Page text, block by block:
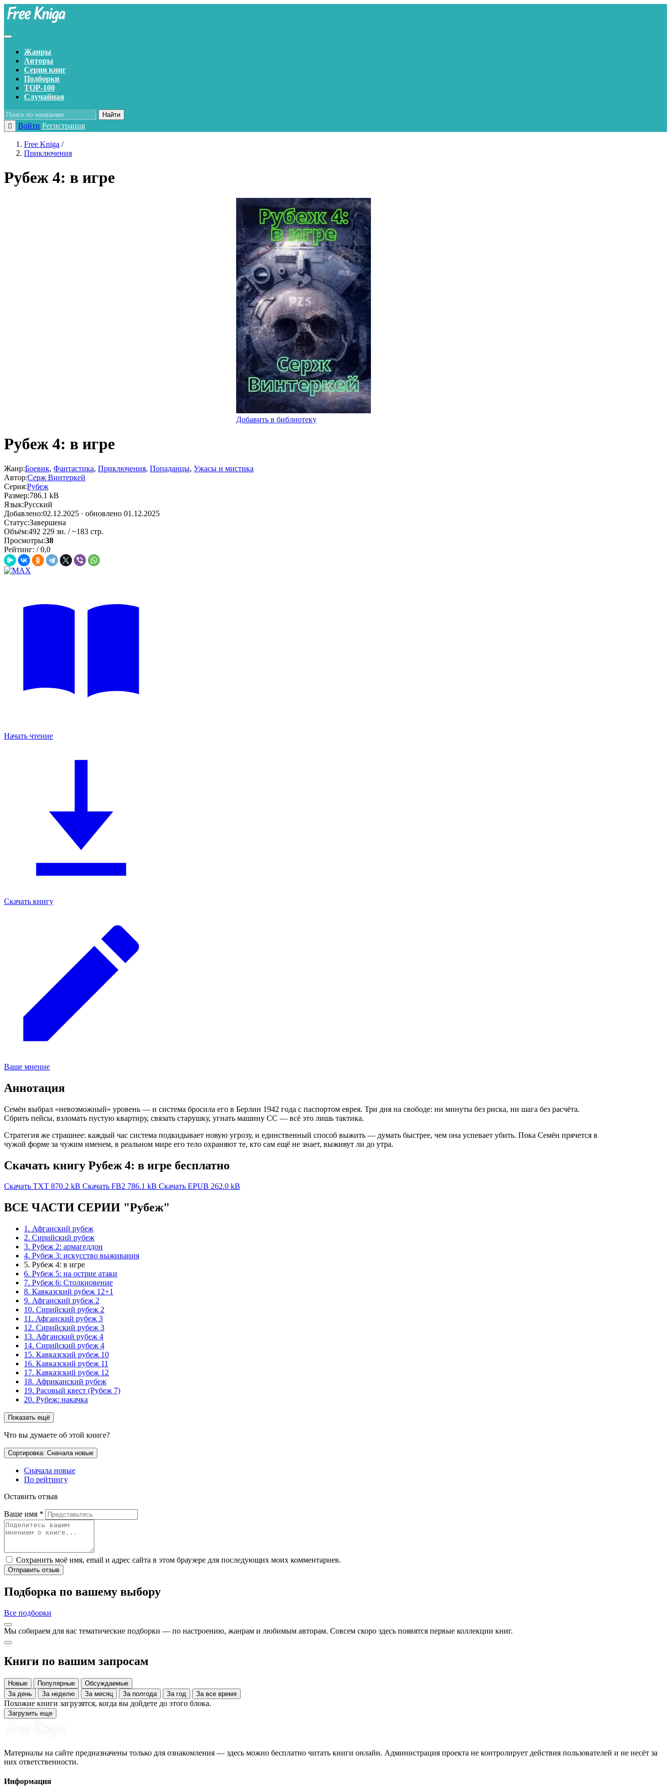
Жанры
Авторы
Серии книг
Подборки
TOP-100
Случайная
Найти
Войти Регистрация
Free Kniga /
Приключения
Рубеж 4: в игре
Добавить в библиотеку
Рубеж 4: в игре
Жанр:Боевик, Фантастика, Приключения, Попаданцы, Ужасы и мистика
Автор:Серж Винтеркей
Серия:Рубеж
Размер:786.1 kB
Язык:Русский
Добавлено:02.12.2025 · обновлено 01.12.2025
Статус:Завершена
Объём:492 229 зн. / ~183 стр.
Просмотры:38
Рейтинг: / 0,0
Начать чтение
Скачать книгу
Ваше мнение
Аннотация
Семён выбрал «невозможный» уровень — и система бросила его в Берлин 1942 года с паспортом еврея. Три дня на свободе: ни минуты без риска, ни шага без расчёта.
Сбрить пейсы, взломать пустую квартиру, связать старушку, угнать машину СС — всё это лишь тактика.
Стратегия же страшнее: каждый час система подкидывает новую угрозу, и единственный способ выжить — думать быстрее, чем она успевает убить. Пока Семён прячется в
чужой форме за чужим именем, в реальном мире его тело охраняют те, кто сам ещё не знает, выживут ли до утра.
Скачать книгу Рубеж 4: в игре бесплатно
Скачать TXT 870.2 kB Скачать FB2 786.1 kB Скачать EPUB 262.0 kB
ВСЕ ЧАСТИ СЕРИИ "Рубеж"
1. Афганский рубеж
2. Сирийский рубеж
3. Рубеж 2: армагеддон
4. Рубеж 3: искусство выживания
5. Рубеж 4: в игре
6. Рубеж 5: на острие атаки
7. Рубеж 6: Столкновение
8. Кавказский рубеж 12+1
9. Афганский рубеж 2
10. Сирийский рубеж 2
11. Афганский рубеж 3
12. Сирийский рубеж 3
13. Афганский рубеж 4
14. Сирийский рубеж 4
15. Кавказский рубеж 10
16. Кавказский рубеж 11
17. Кавказский рубеж 12
18. Африканский рубеж
19. Расовый квест (Рубеж 7)
20. Рубеж: накачка
Показать ещё
Что вы думаете об этой книге?
Сортировка: Сначала новые
Сначала новые
По рейтингу
Оставить отзыв
Ваше имя *
Сохранить моё имя, email и адрес сайта в этом браузере для последующих моих комментариев.
Отправить отзыв
Подборка по вашему выбору
Все подборки
Мы собираем для вас тематические подборки — по настроению, жанрам и любимым авторам. Совсем скоро здесь появятся первые коллекции книг.
Книги по вашим запросам
Новые Популярные
Обсуждаемые
За день
За неделю За месяц За полгода За год За все время
Похожие книги загрузятся, когда вы дойдете до этого блока.
Загрузить еще
Материалы на сайте предназначены только для ознакомления — здесь можно бесплатно читать книги онлайн. Администрация проекта не контролирует действия пользователей и не несёт за
них ответственности.
Информация